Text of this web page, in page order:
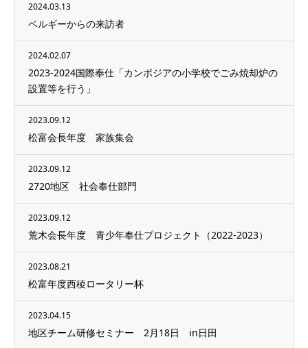
2024.03.13
ベルギーからの来訪者
2024.02.07
2023-2024国際奉仕「カンボジアの小学校でごみ焼却炉の
設置等を行う」
2023.09.12
松富会長年度 家族集会
2023.09.12
2720地区 社会奉仕部門
2023.09.12
荒木会長年度 青少年奉仕プロジェクト（2022-2023）
2023.08.21
松富年度西稜ロータリー杯
2023.04.15
地区チーム研修セミナー 2月18日 in日田